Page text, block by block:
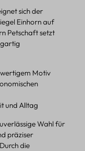
sich der
Einhorn auf
Petschaft setzt
Motiv
und Alltag
Wahl für
präziser
die